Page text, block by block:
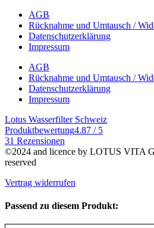
AGB
Rücknahme und Umtausch /
Datenschutzerklärung
Impressum
AGB
Rücknahme und Umtausch /
Datenschutzerklärung
Impressum
Lotus Wasserfilter Schweiz
Produktbewertung4.87 / 5
31 Rezensionen
©2024 and licence by LOTUS VITA
reserved
Vertrag widerrufen
Passend zu diesem Produkt: